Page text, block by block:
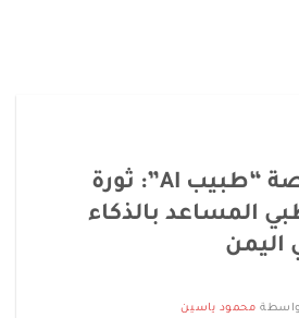
قصة نجاح منصة “طبيب AI”: ثورة
المساعد بالذكاء
اليمن
محمود ياسين